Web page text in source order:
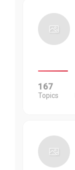
167
Topics